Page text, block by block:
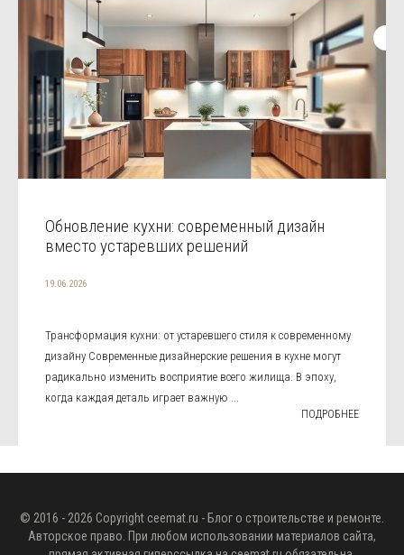
Обновление кухни: современный дизайн
вместо устаревших решений
19.06.2026
Трансформация кухни: от устаревшего стиля к современному
дизайну Современные дизайнерские решения в кухне могут
радикально изменить восприятие всего жилища. В эпоху,
когда каждая деталь играет важную ...
ПОДРОБНЕЕ
© 2016 - 2026 Copyright ceemat.ru - Блог о строительстве и ремонте.
Авторское право. При любом использовании материалов сайта,